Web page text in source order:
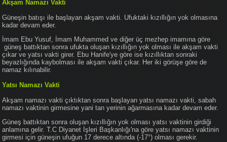
Akşam Namazı Vakti
Güneşin batışı ile başlayan akşam vakti. Ufuktaki kızıllığın yok olmasına
kadar devam eder.
İmam Ebu Yusuf, İmam Muhammed ve diğer üç mezhep imamına göre
güneş battıktan sonra ufukta oluşan kızıllığın yok olması ile akşam vakti
çıkar ve yatsı vakti girer. Ebu Hanife'ye göre ise kızıllıktan sonraki
beyazlığında kaybolması ile akşam vakti çıkar. Her iki görüşe göre de
namaz kılınabilir.
Yatsı Namazı Vakti
Akşam namazı vakti çıktıktan sonra başlayan yatsı namazı vakti, sabah
namazı vaktinin girmesine yani tan yerinin ağarmasına kadar devam eder.
Güneş battıktan sonra oluşan kızıllığın yok olması yatsı vaktinin girdiği
anlamına gelir. T.C Diyanet İşleri Başkanlığı'na göre yatsı namazı vaktinin
girmesi için güneşin ufuğun 17 derece altında (-17°) olması gerekir.